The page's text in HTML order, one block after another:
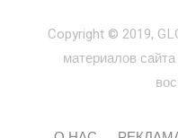
Copyright © 2019,
материалов